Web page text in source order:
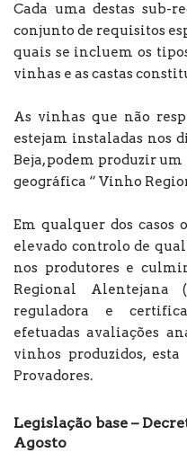
Cada uma destas sub-
conjunto de requisitos
quais se incluem os
vinhas e as castas
As vinhas que não
estejam instaladas nos
Beja, podem produzir
geográfica “ Vinho
Em qualquer dos casos
elevado controlo de
nos produtores e
Regional Alentejana
reguladora e
efetuadas avaliações
vinhos produzidos,
Provadores.
Legislação base –
Agosto